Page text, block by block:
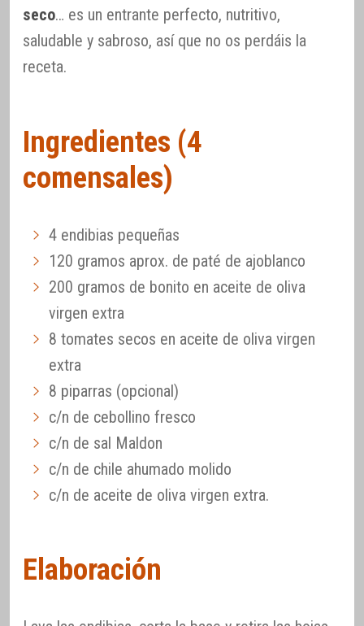
seco… es un entrante perfecto, nutritivo,
saludable y sabroso, así que no os perdáis la
receta.
Ingredientes (4
comensales)
4 endibias pequeñas
120 gramos aprox. de paté de ajoblanco
200 gramos de bonito en aceite de oliva
virgen extra
8 tomates secos en aceite de oliva virgen
extra
8 piparras (opcional)
c/n de cebollino fresco
c/n de sal Maldon
c/n de chile ahumado molido
c/n de aceite de oliva virgen extra.
Elaboración